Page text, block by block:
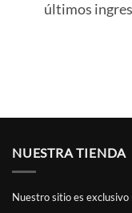
últimos
NUESTRA TIENDA
Nuestro sitio es